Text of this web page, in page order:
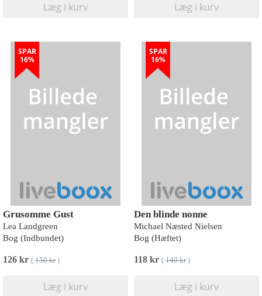
Læg i kurv Læg i kurv
SPAR
16%
Grusomme Gust
Lea Landgreen
Bog (Indbundet)
126 kr ( 150 kr)
Læg i kurv
SPAR
16%
Den blinde nonne
Michael Næsted Nielsen
Bog (Hæftet)
118 kr ( 140 kr)
Læg i kurv